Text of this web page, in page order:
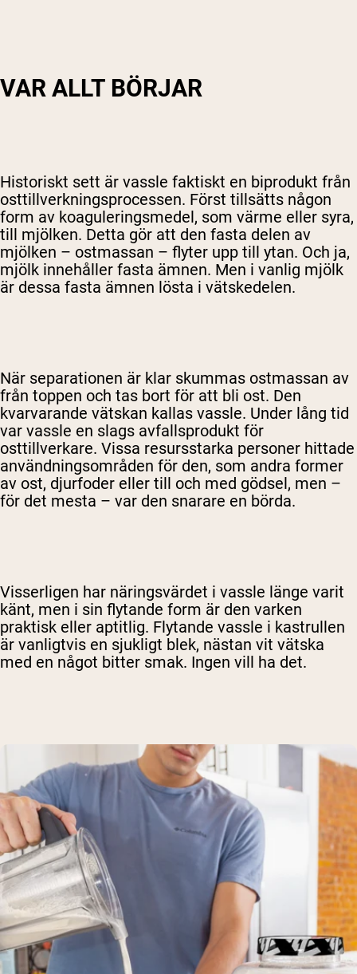
VAR ALLT BÖRJAR
Historiskt sett är vassle faktiskt en biprodukt från
osttillverkningsprocessen. Först tillsätts någon
form av koaguleringsmedel, som värme eller syra,
till mjölken. Detta gör att den fasta delen av
mjölken – ostmassan – flyter upp till ytan. Och ja,
mjölk innehåller fasta ämnen. Men i vanlig mjölk
är dessa fasta ämnen lösta i vätskedelen.
När separationen är klar skummas ostmassan av
från toppen och tas bort för att bli ost. Den
kvarvarande vätskan kallas vassle. Under lång tid
var vassle en slags avfallsprodukt för
osttillverkare. Vissa resursstarka personer hittade
användningsområden för den, som andra former
av ost, djurfoder eller till och med gödsel, men –
för det mesta – var den snarare en börda.
Visserligen har näringsvärdet i vassle länge varit
känt, men i sin flytande form är den varken
praktisk eller aptitlig. Flytande vassle i kastrullen
är vanligtvis en sjukligt blek, nästan vit vätska
med en något bitter smak. Ingen vill ha det.
Shipping Country: Language: